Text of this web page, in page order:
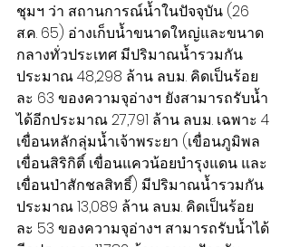
ชุมฯ ว่า สถานการณ์น้ำในปัจจุบัน (26
ส.ค. 65) อ่างเก็บน้ำขนาดใหญ่และขนาด
กลางทั่วประเทศ มีปริมาณน้ำรวมกัน
ประมาณ 48,298 ล้าน ลบ.ม. คิดเป็นร้อย
ละ 63 ของความจุอ่างฯ ยังสามารถรับน้ำ
ได้อีกประมาณ 27,791 ล้าน ลบ.ม. เฉพาะ 4
เขื่อนหลักลุ่มน้ำเจ้าพระยา (เขื่อนภูมิพล
เขื่อนสิริกิติ์ เขื่อนแควน้อยบำรุงแดน และ
เขื่อนป่าสักชลสิทธิ์) มีปริมาณน้ำรวมกัน
ประมาณ 13,089 ล้าน ลบ.ม. คิดเป็นร้อย
ละ 53 ของความจุอ่างฯ สามารถรับน้ำได้